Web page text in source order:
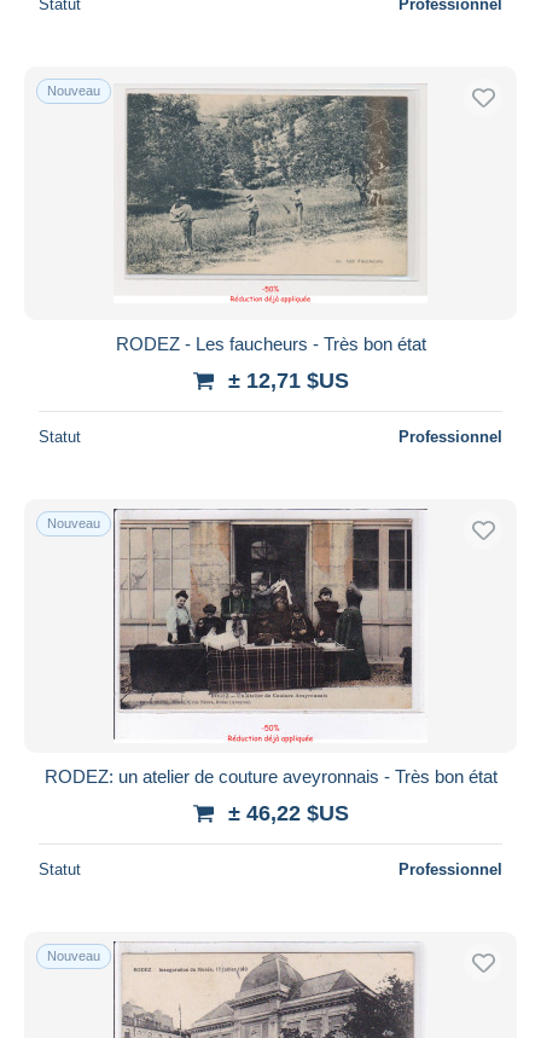
Statut Professionnel
Nouveau
RODEZ - Les faucheurs - Très bon état
± 12,71 $US
Statut Professionnel
Nouveau
RODEZ: un atelier de couture aveyronnais - Très bon état
± 46,22 $US
Statut Professionnel
Nouveau